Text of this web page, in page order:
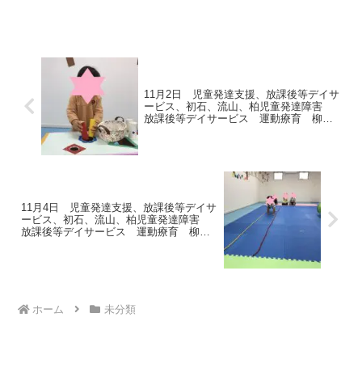
11月2日 児童発達支援、放課後等デイサ
ービス、初石、流山、柏児童発達障害
放課後等デイサービス 運動療育 柳沢
発達障害 流山市 柏市
11月4日 児童発達支援、放課後等デイサ
ービス、初石、流山、柏児童発達障害
放課後等デイサービス 運動療育 柳沢
ホーム
未分類